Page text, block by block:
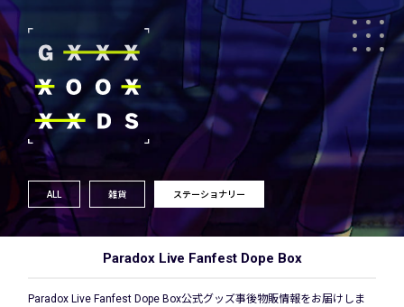
ALL 雑貨 ステーショナリー
Paradox Live Fanfest Dope Box
Paradox Live Fanfest Dope Box公式グッズ事後物販情報をお届けしま